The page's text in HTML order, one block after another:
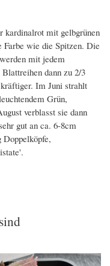
kardinalrot mit gelbgrünen
Farbe wie die Spitzen. Die
mit jedem
dann zu 2/3
Im Juni strahlt
Grün,
verblasst sie dann
gut an ca. 6-8cm
Doppelköpfe,